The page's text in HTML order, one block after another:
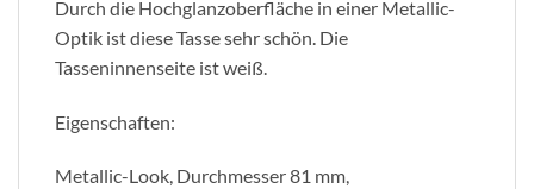
Durch die Hochglanzoberfläche in einer Metallic-
Optik ist diese Tasse sehr schön. Die
Tasseninnenseite ist weiß.
Eigenschaften:
Metallic-Look, Durchmesser 81 mm,